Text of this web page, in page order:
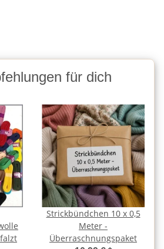
für dich
Strickbündchen 10 x 0,5
Meter -
Überraschnungspaket